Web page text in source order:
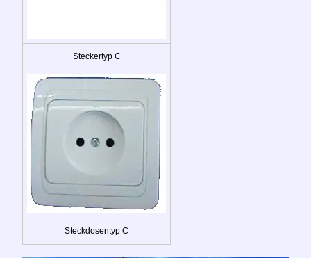
Steckertyp C
Steckdosentyp C